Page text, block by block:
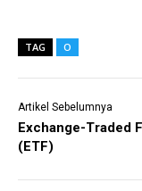
TAG O
Artikel Sebelumnya
Exchange-Traded
(ETF)